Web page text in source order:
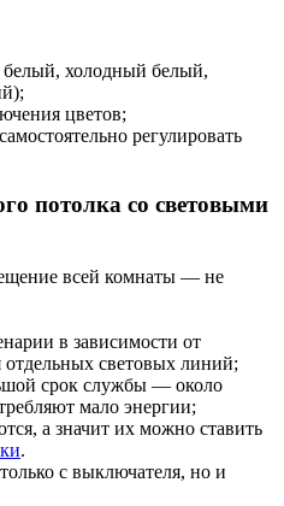
холодный белый,
цветов;
регулировать
потолка со световыми
всей комнаты — не
в зависимости от
световых линий;
срок службы — около
мало энергии;
а значит их можно ставить
.
с выключателя, но и